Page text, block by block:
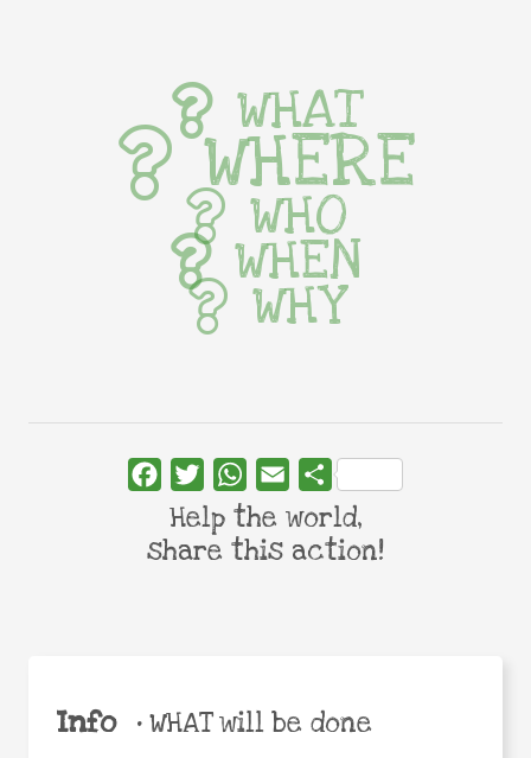
Info •WHAT will be done
WHAT
WHERE
WHO
WHEN
WHY
FacebookTwitterWhatsApp
Email Share
Help the world,
share this action!